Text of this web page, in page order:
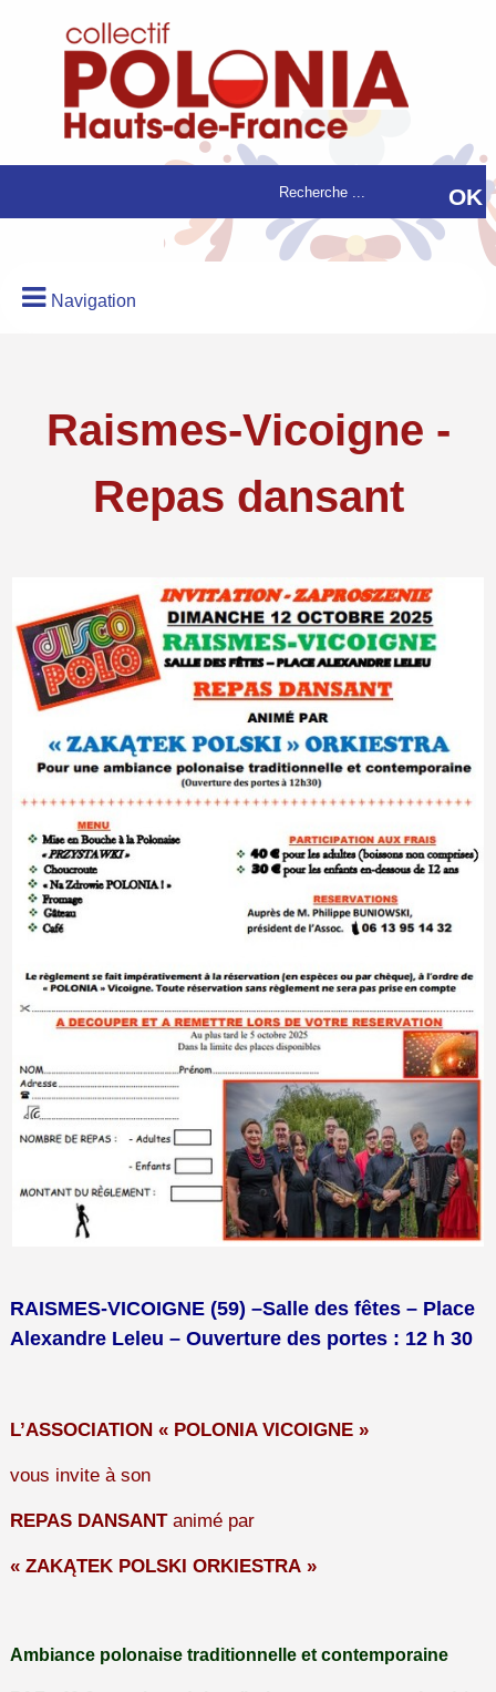
Navigation
Raismes-Vicoigne -
Repas dansant
RAISMES-VICOIGNE (59) –Salle des fêtes – Place
Alexandre Leleu – Ouverture des portes : 12 h 30
L’ASSOCIATION « POLONIA VICOIGNE »
vous invite à son
REPAS DANSANT animé par
« ZAKĄTEK POLSKI ORKIESTRA »
Ambiance polonaise traditionnelle et contemporaine